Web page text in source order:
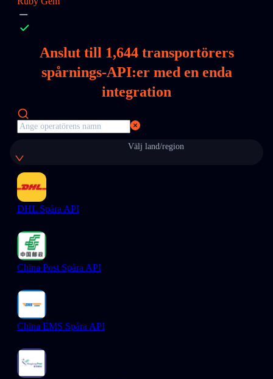
Anslut till 1,644transportörers
spårnings-API:er med en enda
integration
Välj land/region
DHL Spåra API
China Post Spåra API
China EMS Spåra API